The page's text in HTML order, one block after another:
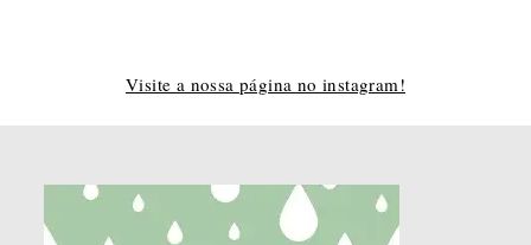
Visite a nossa página no instagram!